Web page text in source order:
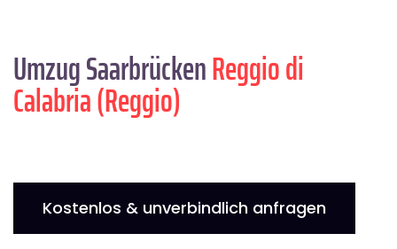
Umzug SaarbrückenReggio di
Calabria (Reggio)
Kostenlos & unverbindlich anfragen